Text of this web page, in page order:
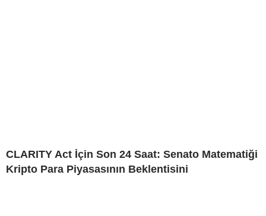
CLARITY Act İçin Son 24 Saat: Senato Matematiği
Kripto Para Piyasasının Beklentisini